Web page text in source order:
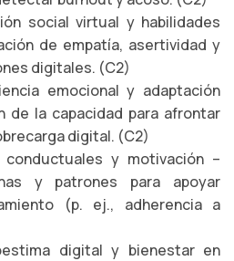
social virtual y habilidades
de empatía, asertividad y
digitales. (C2)
emocional y adaptación
de la capacidad para afrontar
digital. (C2)
y motivación –
y patrones para apoyar
(p. ej., adherencia a
digital y bienestar en